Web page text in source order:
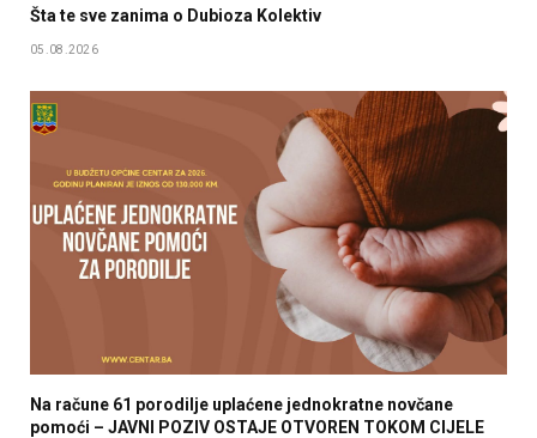
Šta te sve zanima o Dubioza Kolektiv
05.08.2026
Na račune 61 porodilje uplaćene jednokratne novčane
pomoći – JAVNI POZIV OSTAJE OTVOREN TOKOM CIJELE